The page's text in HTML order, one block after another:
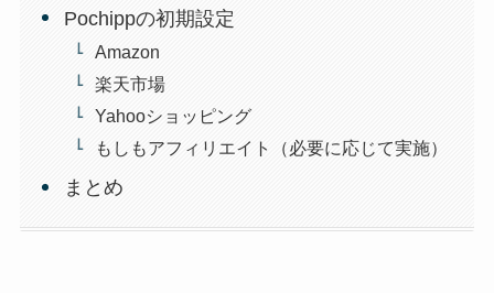
Pochippの初期設定
Amazon
楽天市場
Yahooショッピング
もしもアフィリエイト（必要に応じて実施）
まとめ